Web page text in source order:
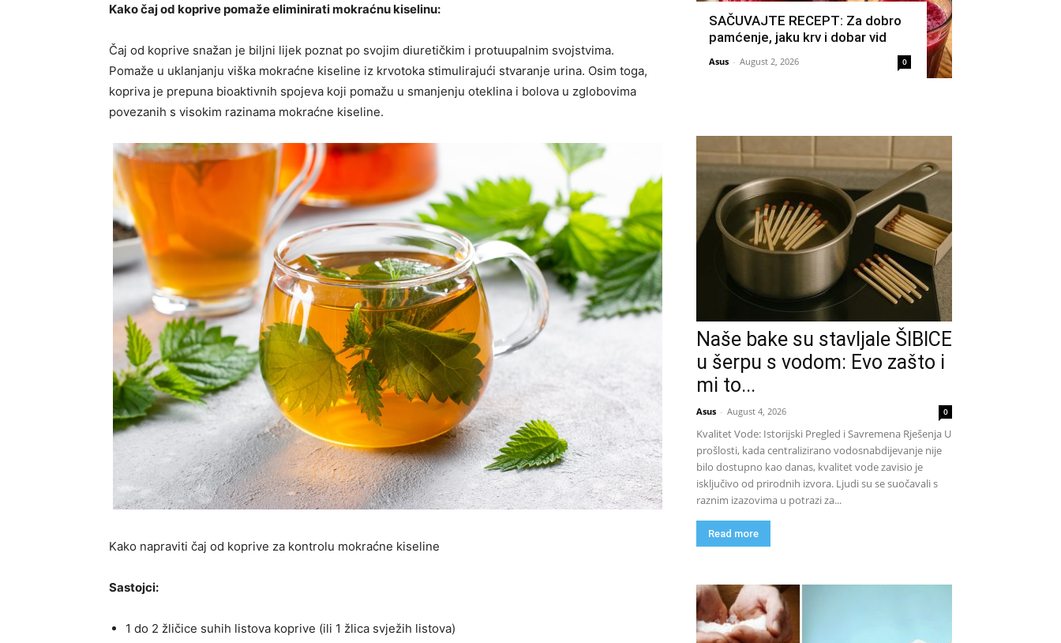
Kako čaj od koprive pomaže eliminirati mokraćnu kiselinu:
Čaj od koprive snažan je biljni lijek poznat po svojim diuretičkim i protuupalnim svojstvima.
Pomaže u uklanjanju viška mokraćne kiseline iz krvotoka stimulirajući stvaranje urina. Osim toga,
kopriva je prepuna bioaktivnih spojeva koji pomažu u smanjenju oteklina i bolova u zglobovima
povezanih s visokim razinama mokraćne kiseline.
Kako napraviti čaj od koprive za kontrolu mokraćne kiseline
Sastojci:
1 do 2 žličice suhih listova koprive (ili 1 žlica svježih listova)
SAČUVAJTE RECEPT: Za dobro
pamćenje, jaku krv i dobar vid
Asus - August 2, 2026 0
Naše bake su stavljale ŠIBICE
u šerpu s vodom: Evo zašto i
mi to...
Asus - August 4, 2026 0
Kvalitet Vode: Istorijski Pregled i Savremena Rješenja U
prošlosti, kada centralizirano vodosnabdijevanje nije
bilo dostupno kao danas, kvalitet vode zavisio je
isključivo od prirodnih izvora. Ljudi su se suočavali s
raznim izazovima u potrazi za...
Read more